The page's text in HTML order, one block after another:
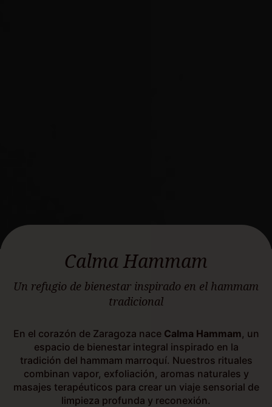
Calma Hammam
Un refugio de bienestar inspirado en el hammam
tradicional
En el corazón de Zaragoza nace Calma Hammam, un
espacio de bienestar integral inspirado en la
tradición del hammam marroquí. Nuestros rituales
combinan vapor, exfoliación, aromas naturales y
masajes terapéuticos para crear un viaje sensorial de
limpieza profunda y reconexión.